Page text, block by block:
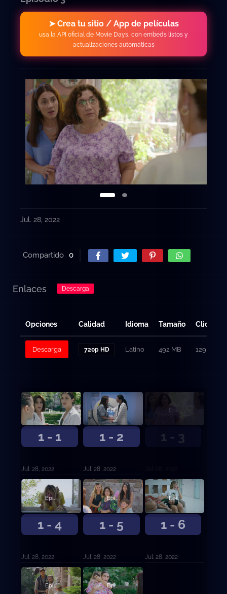
➤ Crea tu sitio / App de películas
usa la API oficial de Movie Days, con embeds listos y
actualizaciones automáticas
Jul. 28, 2022
Compartido 0
Enlaces Descarga
Opciones Calidad Idioma Tamaño Clicks
Descarga 720p HD Latino 492 MB 129
1 - 1
Episodio 1
Jul. 28, 2022
1 - 2
Episodio 2
Jul. 28, 2022
1 - 3
1 - 4
Episodio 4
Jul. 28, 2022
1 - 5
Episodio 5
Jul. 28, 2022
1 - 6
Episodio 6
Jul. 28, 2022
Episodio 7 Episodio 8